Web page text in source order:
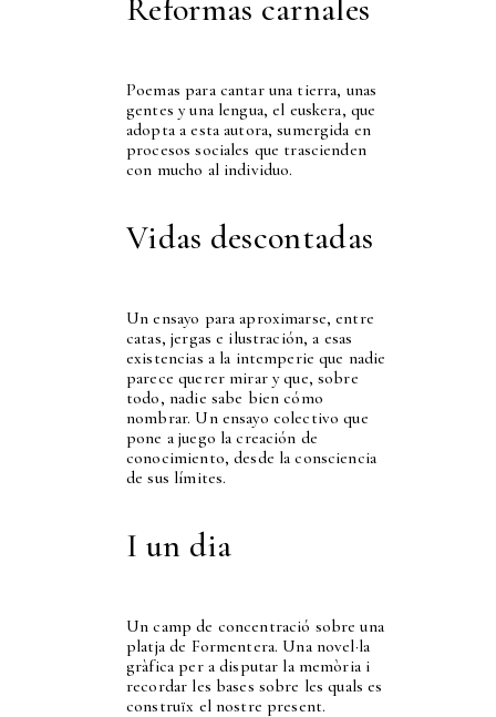
Reformas carnales
Poemas para cantar una tierra, unas
gentes y una lengua, el euskera, que
adopta a esta autora, sumergida en
procesos sociales que trascienden
con mucho al individuo.
Vidas descontadas
Un ensayo para aproximarse, entre
catas, jergas e ilustración, a esas
existencias a la intemperie que nadie
parece querer mirar y que, sobre
todo, nadie sabe bien cómo
nombrar. Un ensayo colectivo que
pone a juego la creación de
conocimiento, desde la consciencia
de sus límites.
I un dia
Un camp de concentració sobre una
platja de Formentera. Una novel·la
gràfica per a disputar la memòria i
recordar les bases sobre les quals es
construïx el nostre present.